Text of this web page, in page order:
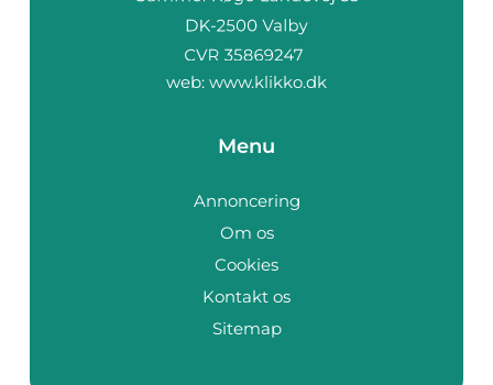
web: www.klikko.dk
Menu
Annoncering
Om os
Cookies
Kontakt os
Sitemap